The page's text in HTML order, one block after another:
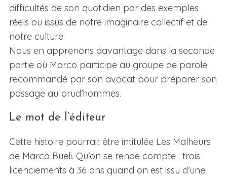
difficultés de son quotidien par des exemples
réels ou issus de notre imaginaire collectif et de
notre culture.
Nous en apprenons davantage dans la seconde
partie où Marco participe au groupe de parole
recommandé par son avocat pour préparer son
passage au prud’hommes.
Le mot de l’éditeur
Cette histoire pourrait être intitulée Les Malheurs
de Marco Bueli. Qu’on se rende compte : trois
licenciements à 36 ans quand on est issu d’une